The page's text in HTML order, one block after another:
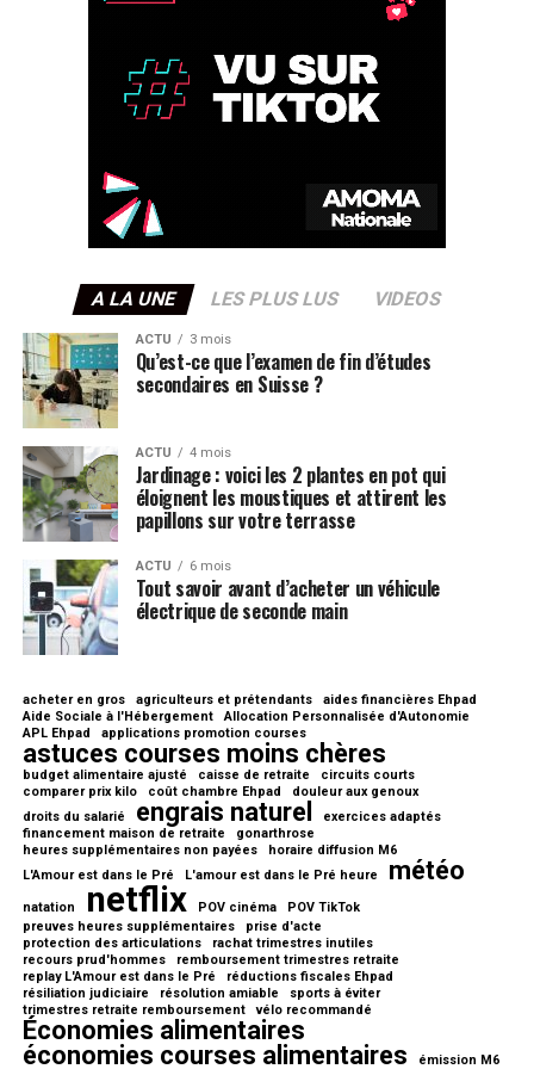
A LA UNE LES PLUS LUS VIDEOS
ACTU 3 mois
Qu’est-ce que l’examen de fin d’études
secondaires en Suisse ?
ACTU 4 mois
Jardinage : voici les 2 plantes en pot qui
éloignent les moustiques et attirent les
papillons sur votre terrasse
ACTU 6 mois
Tout savoir avant d’acheter un véhicule
électrique de seconde main
acheter en gros agriculteurs et prétendants
aides financières Ehpad
Aide Sociale à l'Hébergement
Allocation Personnalisée d'Autonomie
APL Ehpad
applications promotion courses
astuces courses moins chères
budget alimentaire ajusté caisse de retraite
circuits courts
comparer prix kilo
coût chambre Ehpad
douleur aux genoux
droits du salarié
engrais naturel
exercices adaptés
financement maison de retraite
gonarthrose
heures supplémentaires non payées
horaire diffusion M6
L'Amour est dans le Pré
L'amour est dans le Pré heure météo
natation netflix POV cinéma
POV TikTok
preuves heures supplémentaires
prise d'acte
protection des articulations
rachat trimestres inutiles
recours prud'hommes
remboursement trimestres retraite
replay L'Amour est dans le Pré
réductions fiscales Ehpad
résiliation judiciaire
résolution amiable
sports à éviter
trimestres retraite remboursement
vélo recommandé
Économies alimentaires
économies courses alimentaires
émission M6